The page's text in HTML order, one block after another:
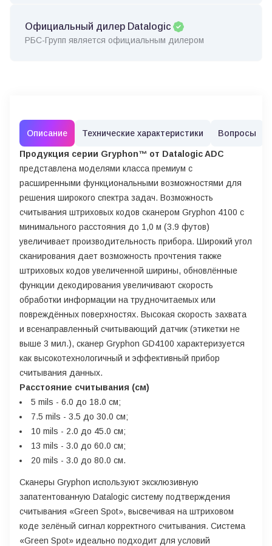
Официальный дилер Datalogic
РБС-Групп является официальным дилером
Описание Технические характеристики Вопросы
Продукция серии Gryphon™ от Datalogic ADC
представлена моделями класса премиум с
расширенными функциональными возможностями для
решения широкого спектра задач. Возможность
считывания штриховых кодов сканером Gryphon 4100 с
минимального расстояния до 1,0 м (3.9 футов)
увеличивает производительность прибора. Широкий угол
сканирования дает возможность прочтения также
штриховых кодов увеличенной ширины, обновлённые
функции декодирования увеличивают скорость
обработки информации на трудночитаемых или
повреждённых поверхностях. Высокая скорость захвата
и всенаправленный считывающий датчик (этикетки не
выше 3 мил.), сканер Gryphon GD4100 характеризуется
как высокотехнологичный и эффективный прибор
считывания данных.
Расстояние считывания (cм)
5 mils - 6.0 до 18.0 cм;
7.5 mils - 3.5 до 30.0 см;
10 mils - 2.0 до 45.0 см;
13 mils - 3.0 до 60.0 см;
20 mils - 3.0 до 80.0 см.
Сканеры Gryphon используют эксклюзивную
запатентованную Datalogic систему подтверждения
считывания «Green Spot», высвечивая на штриховом
коде зелёный сигнал корректного считывания. Система
«Green Spot» идеально подходит для условий